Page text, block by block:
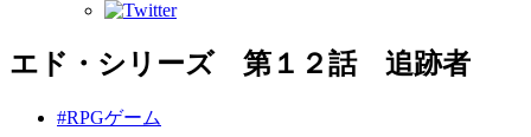
エド・シリーズ 第１２話 追跡者
#RPGゲーム